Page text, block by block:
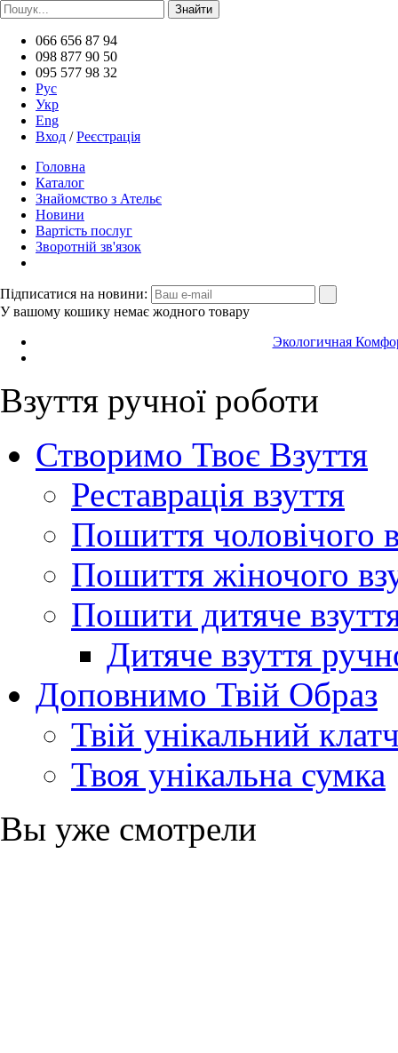
066 656 87 94
098 877 90 50
095 577 98 32
Рус
Укр
Eng
Вход /Реєстрація
Головна
Каталог
Знайомство з Ательє
Новини
Вартість послуг
Зворотній зв'язок
Підписатися на новини:
У вашому кошику немає жодного товару
Экологичная
Взуття ручної роботи
Створимо Твоє Взуття
Реставрація взуття
Пошиття чоловічого
Пошиття жіночого
Пошити дитяче
Дитяче взуття
Доповнимо Твій Образ
Твій унікальний
Твоя унікальна сумка
Вы уже смотрели